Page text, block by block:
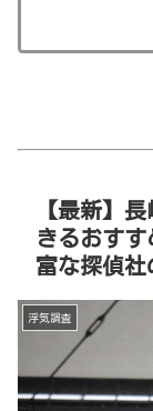
【最新】
きるおす
富な探偵社
浮気調査